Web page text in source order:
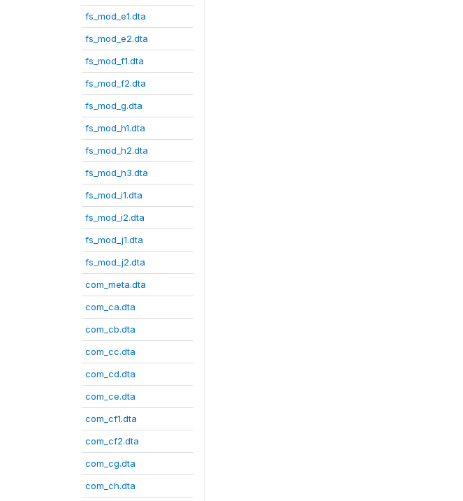
fs_mod_e1.dta
fs_mod_e2.dta
fs_mod_f1.dta
fs_mod_f2.dta
fs_mod_g.dta
fs_mod_h1.dta
fs_mod_h2.dta
fs_mod_h3.dta
fs_mod_i1.dta
fs_mod_i2.dta
fs_mod_j1.dta
fs_mod_j2.dta
com_meta.dta
com_ca.dta
com_cb.dta
com_cc.dta
com_cd.dta
com_ce.dta
com_cf1.dta
com_cf2.dta
com_cg.dta
com_ch.dta